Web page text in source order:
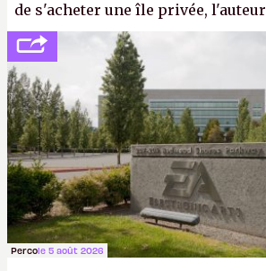
de s'acheter une île privée,
peine 2 000 dollars en poche.
cher payé que le temps passé à
apprendra aux petits malins qu'on
Gabe Newell aussi facilement.P.
Percole 5 août 2026